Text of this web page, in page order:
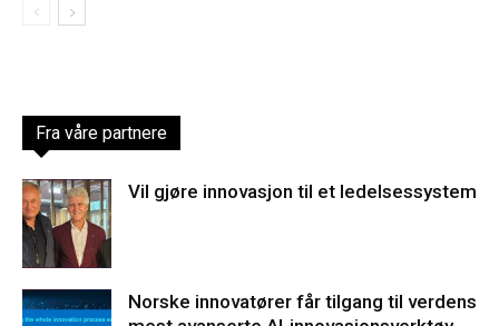
Fra våre partnere
Vil gjøre innovasjon til et ledelsessystem
Norske innovatører får tilgang til verdens